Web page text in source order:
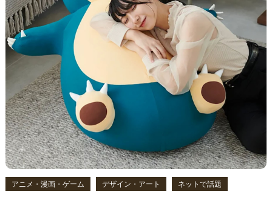
アニメ・漫画・ゲーム デザイン・アート ネットで話題